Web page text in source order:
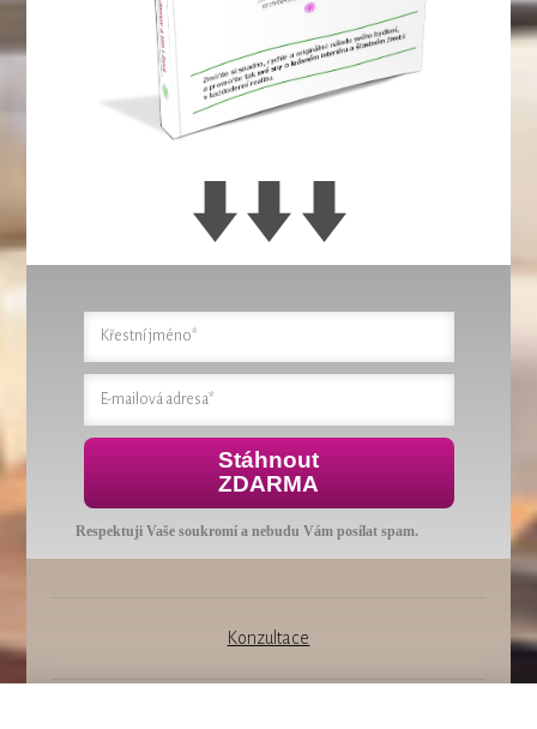
Stáhnout
ZDARMA
Respektuji Vaše soukromí a nebudu Vám posílat spam.
Konzultace